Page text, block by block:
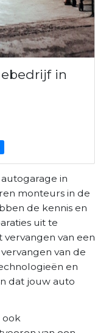
in
in
monteurs in de
de kennis en
uit te
vervangen van een
van de
en
dat jouw auto
ook